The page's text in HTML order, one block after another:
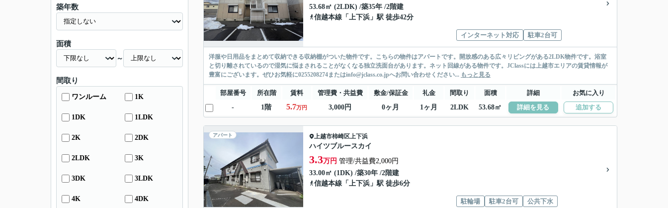
53.68㎡ (2LDK) /築35年 /2階建
信越本線 「 上下浜 」駅 徒歩42分
インターネット対応 駐車2台可
洋服や日用品をまとめて収納できる収納棚がついた物件です。こちらの物件はアパートです。開放感のある広々リビングがある2LDK物件です。浴室
と切り離されているので湿気に悩まされることがなくなる独立洗面台があります。ネット回線がある物件です。JClassには上越市エリアの賃貸情報が
豊富にございます。ぜひお気軽に0255208274またはinfo@jclass.co.jpへお問い合わせください... もっと見る
部屋番号 所在階 賃料 管理費・共益費 敷金/保証金 礼金 間取り 面積 詳細
お気に入り
-
1階 5.7万円 3,000円 0ヶ月 1ヶ月 2LDK 53.68㎡ 詳細を見る 追加する
アパート 上越市柿崎区上下浜
ハイツブルースカイ
3.3万円 管理/共益費2,000円
33.00㎡ (1DK) /築30年 /2階建
信越本線 「 上下浜 」駅 徒歩6分
駐輪場 駐車2台可 公共下水
築年数
面積
～
間取り
ワンルーム 1K
1DK 1LDK
2K 2DK
2LDK 3K
3DK 3LDK
4K 4DK